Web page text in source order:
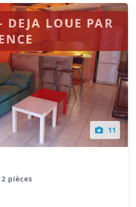
11
LOUE PAR
pièces